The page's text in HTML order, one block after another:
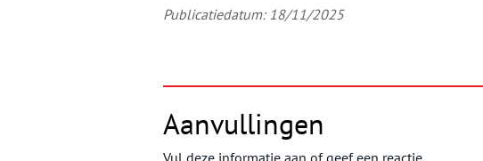
Publicatiedatum: 18/11/2025
Aanvullingen
Vul deze informatie aan of geef een reactie.